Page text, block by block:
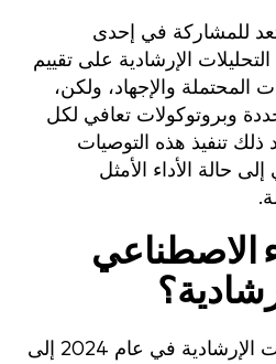
للمشاركة في إحدى
الإرشادية على تقييم
المحتملة والإجهاد، ولكن،
وبروتوكولات تعافي لكل
تنفيذ هذه التوصيات
حالة الأداء الأمثل
الاصطناعي
يشير التحول إلى التحليلات الإرشادية في عام 2024 إلى